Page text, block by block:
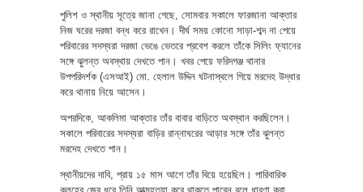
পুলিশ ও স্থানীয় সূত্রে জানা গেছে, সোমবার সকালে ফারজানা আক্তার
নিজ ঘরের দরজা বন্ধ করে রাখেন। দীর্ঘ সময় কোনো সাড়া-শব্দ না পেয়ে
পরিবারের সদস্যরা দরজা ভেঙে ভেতরে প্রবেশ করলে তাঁকে সিলিং ফ্যানের
সঙ্গে ঝুলন্ত অবস্থায় দেখতে পান। খবর পেয়ে ফরিদগঞ্জ থানার
উপপরিদর্শক (এসআই) মো. হেলাল উদ্দিন ঘটনাস্থলে গিয়ে মরদেহ উদ্ধার
করে থানায় নিয়ে আসেন।
অপরদিকে, আকলিমা আক্তার তাঁর বাবার বাড়িতে অবস্থান করছিলেন।
সকালে পরিবারের সদস্যরা বাড়ির রান্নাঘরের আড়ার সঙ্গে তাঁর ঝুলন্ত
মরদেহ দেখতে পান।
স্থানীয়দের দাবি, প্রায় ১৫ মাস আগে তাঁর বিয়ে হয়েছিল। পারিবারিক